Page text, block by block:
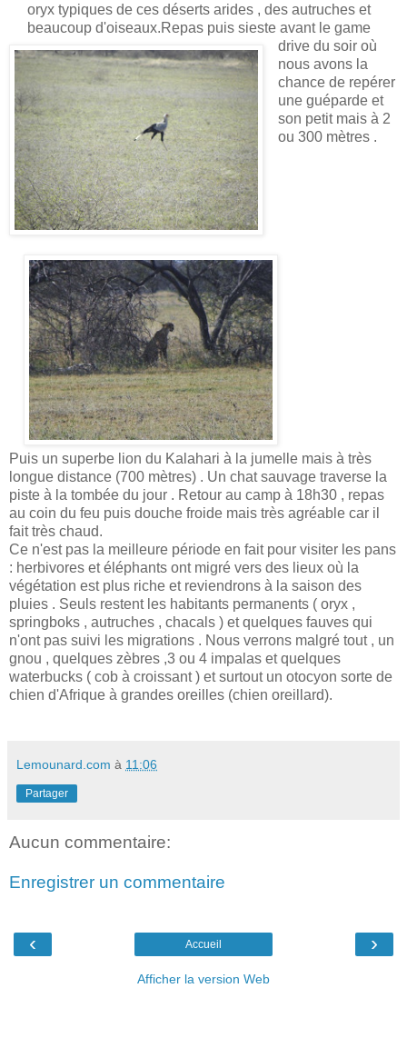
oryx typiques de ces déserts arides , des autruches et
beaucoup d'oiseaux.Repas puis sieste avant le game
drive du soir où
nous avons la
chance de repérer
une guéparde et
son petit mais à 2
ou 300 mètres .
Puis un superbe lion du Kalahari à la jumelle mais à très
longue distance (700 mètres) . Un chat sauvage traverse la
piste à la tombée du jour . Retour au camp à 18h30 , repas
au coin du feu puis douche froide mais très agréable car il
fait très chaud.
Ce n'est pas la meilleure période en fait pour visiter les pans
: herbivores et éléphants ont migré vers des lieux où la
végétation est plus riche et reviendrons à la saison des
pluies . Seuls restent les habitants permanents ( oryx ,
springboks , autruches , chacals ) et quelques fauves qui
n'ont pas suivi les migrations . Nous verrons malgré tout , un
gnou , quelques zèbres ,3 ou 4 impalas et quelques
waterbucks ( cob à croissant ) et surtout un otocyon sorte de
chien d'Afrique à grandes oreilles (chien oreillard).
Lemounard.com à 11:06
Partager
Aucun commentaire:
Enregistrer un commentaire
‹ ›
Accueil
Afficher la version Web